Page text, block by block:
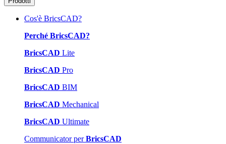
Cos'è BricsCAD?
Perché BricsCAD?
BricsCAD Lite
BricsCAD Pro
BricsCAD BIM
BricsCAD Mechanical
BricsCAD Ultimate
Communicator perBricsCAD